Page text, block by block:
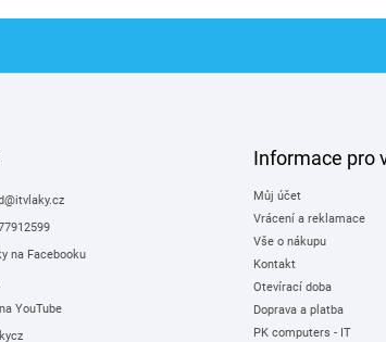
@itvlaky.cz
na Facebooku
YouTube
Informace pro
Můj účet
Vrácení a reklamace
Vše o nákupu
Kontakt
Otevírací doba
Doprava a platba
PK computers - IT